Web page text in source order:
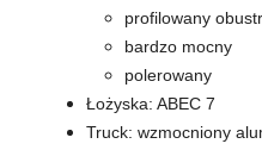
profilowany
bardzo mocny
polerowany
Łożyska: ABEC 7
Truck: wzmocniony